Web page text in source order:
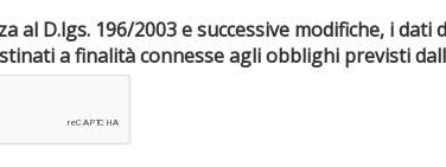
al D.lgs. 196/2003 e successive modifiche, i
riservatezza e destinati a finalità connesse agli obblighi